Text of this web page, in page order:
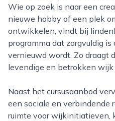
Wie op zoek is naar een
nieuwe hobby of een plek
ontwikkelen, vindt bij
programma dat zorgvuldig
vernieuwd wordt. Zo draagt
levendige en betrokken
Naast het cursusaanbod vervult lindenberg aldenhof ook
een sociale en verbindende
ruimte voor wijkinitiatieven,